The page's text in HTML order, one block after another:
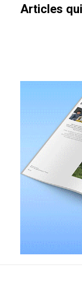
Articles